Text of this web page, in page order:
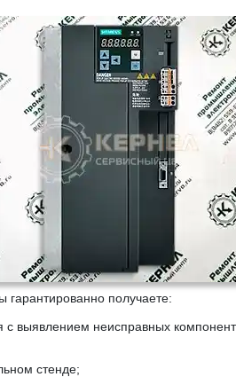
гарантированно получаете:
с выявлением неисправных
стенде;